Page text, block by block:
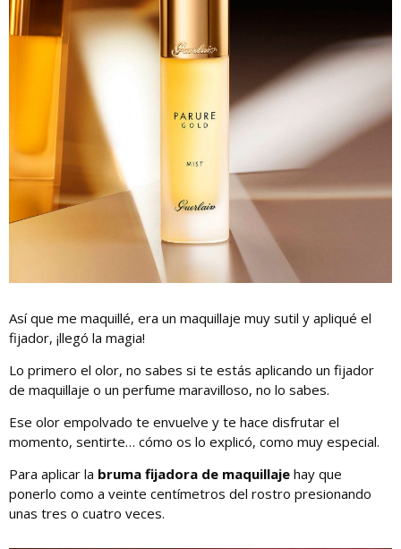
Así que me maquillé, era un maquillaje muy sutil y apliqué el
fijador, ¡llegó la magia!
Lo primero el olor, no sabes si te estás aplicando un fijador
de maquillaje o un perfume maravilloso, no lo sabes.
Ese olor empolvado te envuelve y te hace disfrutar el
momento, sentirte… cómo os lo explicó, como muy especial.
Para aplicar la bruma fijadora de maquillaje hay que
ponerlo como a veinte centímetros del rostro presionando
unas tres o cuatro veces.